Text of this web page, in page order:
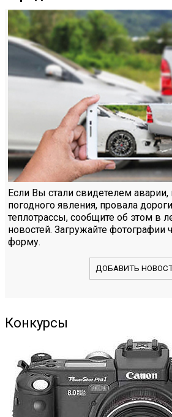
Если Вы стали свидетелем
погодного явления, провала
теплотрассы, сообщите об этом в
новостей. Загружайте фотографии
форму.
ДОБАВИТЬ
Конкурсы